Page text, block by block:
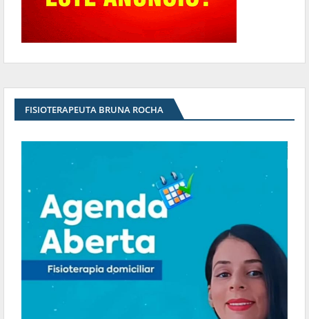
FISIOTERAPEUTA BRUNA ROCHA